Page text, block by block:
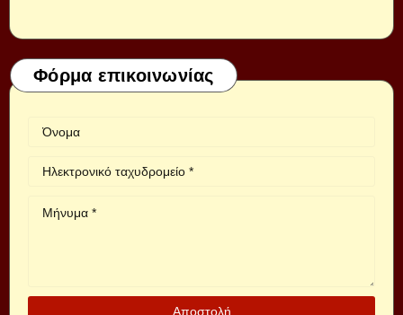
Φόρμα επικοινωνίας